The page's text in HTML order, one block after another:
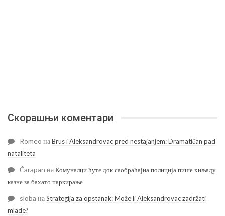
Скорашњи коментари
Romeo наBrus i Aleksandrovac pred nestajanjem: Dramatičan pad
nataliteta
Čarapan наКомуналци ћуте док саобраћајна полиција пише хиљаду
казне за бахато паркирање
sloba наStrategija za opstanak: Može li Aleksandrovac zadržati
mlade?